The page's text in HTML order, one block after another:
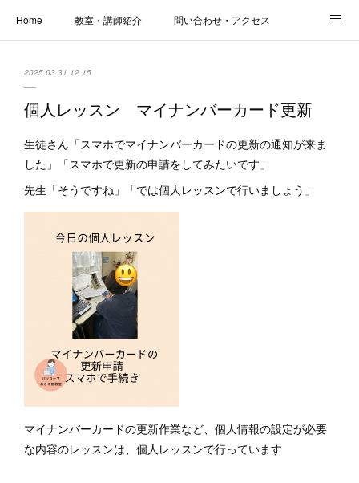
Home 教室・講師紹介 問い合わせ・アクセス
2025.03.31 12:15
個人レッスン マイナンバーカード更新
生徒さん「スマホでマイナンバーカードの更新の通知が来ま
した」「スマホで更新の申請をしてみたいです」
先生「そうですね」「では個人レッスンで行いましょう」
マイナンバーカードの更新作業など、個人情報の設定が必要
な内容のレッスンは、個人レッスンで行っています